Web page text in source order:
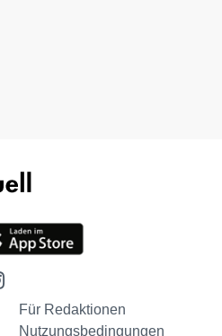
Für Redaktionen
Nutzungsbedingungen